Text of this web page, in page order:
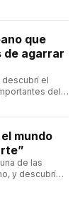
que
de agarrar
descubrí el
del
mundo
de las
y descubrí